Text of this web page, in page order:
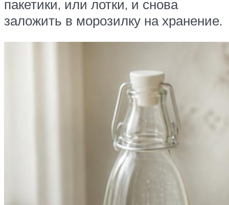
пакетики, или лотки, и снова
заложить в морозилку на хранение.